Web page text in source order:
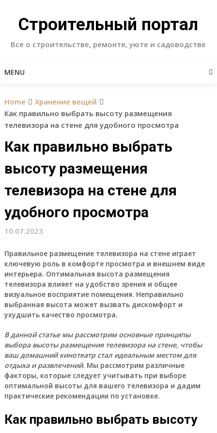
contentСтроительный портал
Все о строительстве, ремонте, уюте и садоводстве
MENU
Home
Хранение вещей
Как правильно выбрать высоту размещения
телевизора на стене для удобного просмотра
Как правильно выбрать
высоту размещения
телевизора на стене для
удобного просмотра
10.07.2023
Правильное размещение телевизора на стене играет
ключевую роль в комфорте просмотра и внешнем виде
интерьера. Оптимальная высота размещения
телевизора влияет на удобство зрения и общее
визуальное восприятие помещения. Неправильно
выбранная высота может вызвать дискомфорт и
ухудшить качество просмотра.
В данной статье мы рассмотрим основные принципы
выбора высоты размещения телевизора на стене, чтобы
ваш домашний кинотеатр стал идеальным местом для
отдыха и развлечений. Мы рассмотрим различные
факторы, которые следует учитывать при выборе
оптимальной высоты для вашего телевизора и дадим
практические рекомендации по установке.
Как правильно выбрать высоту